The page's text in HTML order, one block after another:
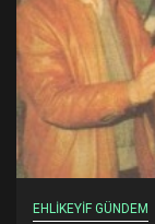
EHLİKEYİF GÜNDEM